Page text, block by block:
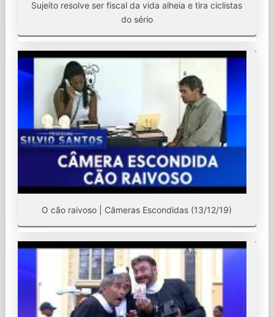
Sujeito resolve ser fiscal da vida alheia e tira ciclistas
do sério
O cão raivoso | Câmeras Escondidas (13/12/19)